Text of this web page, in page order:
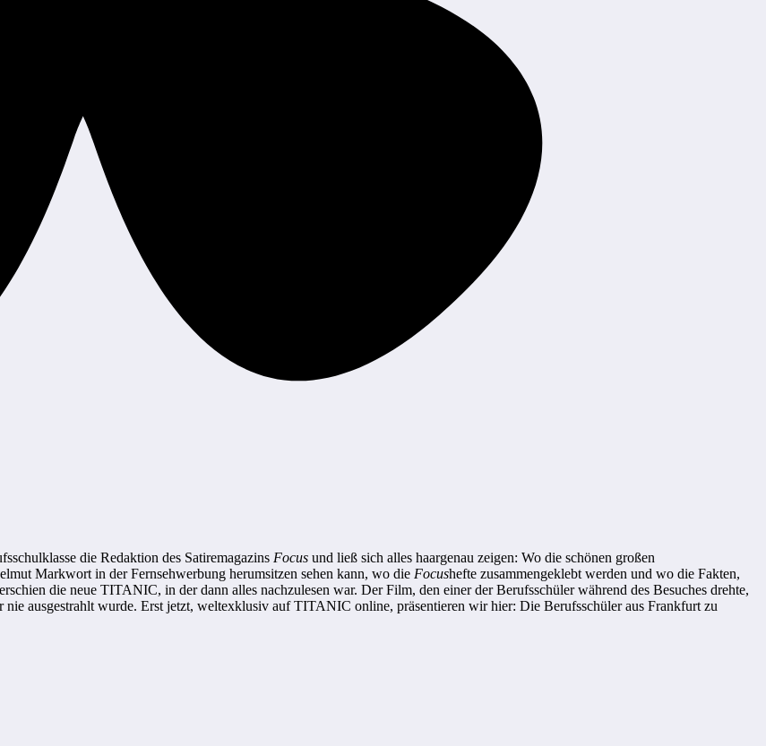
die Redaktion des Satiremagazins Focus und ließ sich alles haargenau zeigen: Wo die schönen großen
Markwort in der Fernsehwerbung herumsitzen sehen kann, wo die Focushefte zusammengeklebt werden und wo die Fakten,
die neue TITANIC, in der dann alles nachzulesen war. Der Film, den einer der Berufsschüler während des Besuches drehte,
ausgestrahlt wurde. Erst jetzt, weltexklusiv auf TITANIC online, präsentieren wir hier: Die Berufsschüler aus Frankfurt zu